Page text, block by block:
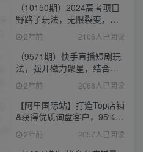
（10150期）2024高考项目
野路子玩法，无限裂变，最
高一天1W＋！
2年前 2106人已阅读
（9571期）快手直播短剧玩
法，强开磁力聚星，结合多
种变现方式日入600+
2年前 2068人已阅读
【阿里国际站】打造Top店铺
&获得优质询盘客户，​95%的
国际站讲师不会说的运营技
巧 2年前 2057人已阅读